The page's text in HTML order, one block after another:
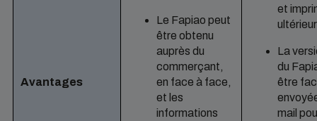
Avantages
Le Fapiao peut
être obtenu
auprès du
commerçant,
en face à face,
et les
informations
et
La
du
être
mail